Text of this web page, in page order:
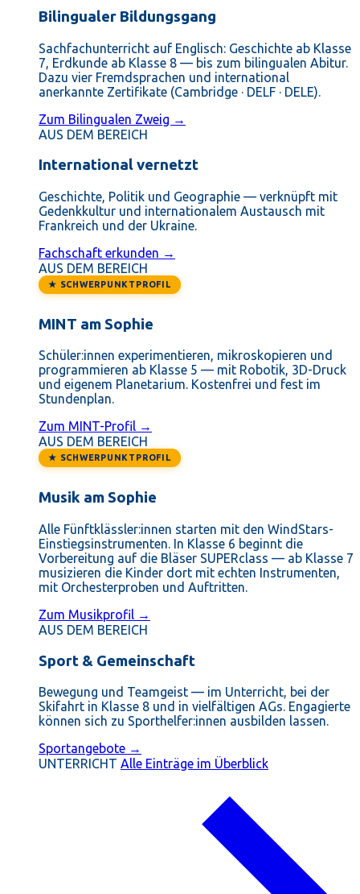
Bilingualer Bildungsgang
Sachfachunterricht auf Englisch: Geschichte ab Klasse
7, Erdkunde ab Klasse 8 — bis zum bilingualen Abitur.
Dazu vier Fremdsprachen und international
anerkannte Zertifikate (Cambridge · DELF · DELE).
Zum Bilingualen Zweig →
AUS DEM BEREICH
International vernetzt
Geschichte, Politik und Geographie — verknüpft mit
Gedenkkultur und internationalem Austausch mit
Frankreich und der Ukraine.
Fachschaft erkunden →
AUS DEM BEREICH
★ SCHWERPUNKTPROFIL
MINT am Sophie
Schüler:innen experimentieren, mikroskopieren und
programmieren ab Klasse 5 — mit Robotik, 3D-Druck
und eigenem Planetarium. Kostenfrei und fest im
Stundenplan.
Zum MINT-Profil →
AUS DEM BEREICH
★ SCHWERPUNKTPROFIL
Musik am Sophie
Alle Fünftklässler:innen starten mit den WindStars-
Einstiegsinstrumenten. In Klasse 6 beginnt die
Vorbereitung auf die Bläser SUPERclass — ab Klasse 7
musizieren die Kinder dort mit echten Instrumenten,
mit Orchesterproben und Auftritten.
Zum Musikprofil →
AUS DEM BEREICH
Sport & Gemeinschaft
Bewegung und Teamgeist — im Unterricht, bei der
Skifahrt in Klasse 8 und in vielfältigen AGs. Engagierte
können sich zu Sporthelfer:innen ausbilden lassen.
Sportangebote →
UNTERRICHT Alle Einträge im Überblick